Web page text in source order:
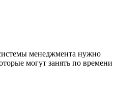
менеджмента нужно
могут занять по времени